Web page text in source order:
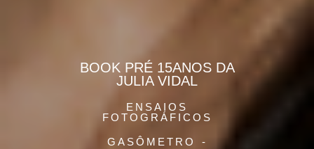
ENSAIOS
FOTOGRÁFICOS
GASÔMETRO
BOOK PRÉ 15ANOS DA
JULIA VIDAL